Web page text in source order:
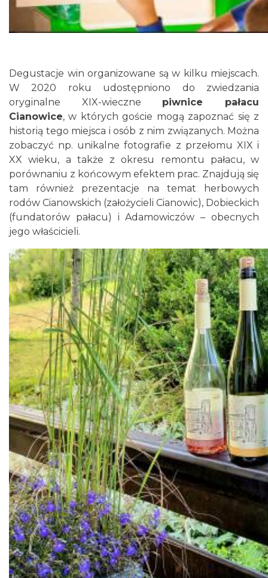
Degustacje win organizowane są w kilku miejscach.
W 2020 roku udostępniono do zwiedzania
oryginalne XIX-wieczne piwnice pałacu
Cianowice, w których goście mogą zapoznać się z
historią tego miejsca i osób z nim związanych. Można
zobaczyć np. unikalne fotografie z przełomu XIX i
XX wieku, a także z okresu remontu pałacu, w
porównaniu z końcowym efektem prac. Znajdują się
tam również prezentacje na temat herbowych
rodów Cianowskich (założycieli Cianowic), Dobieckich
(fundatorów pałacu) i Adamowiczów – obecnych
jego właścicieli.